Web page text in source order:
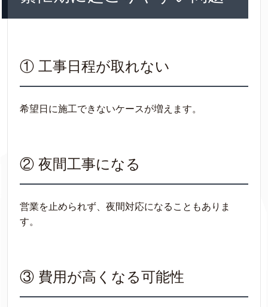
① 工事日程が取れない
希望日に施工できないケースが増えます。
② 夜間工事になる
営業を止められず、夜間対応になることもありま
す。
③ 費用が高くなる可能性